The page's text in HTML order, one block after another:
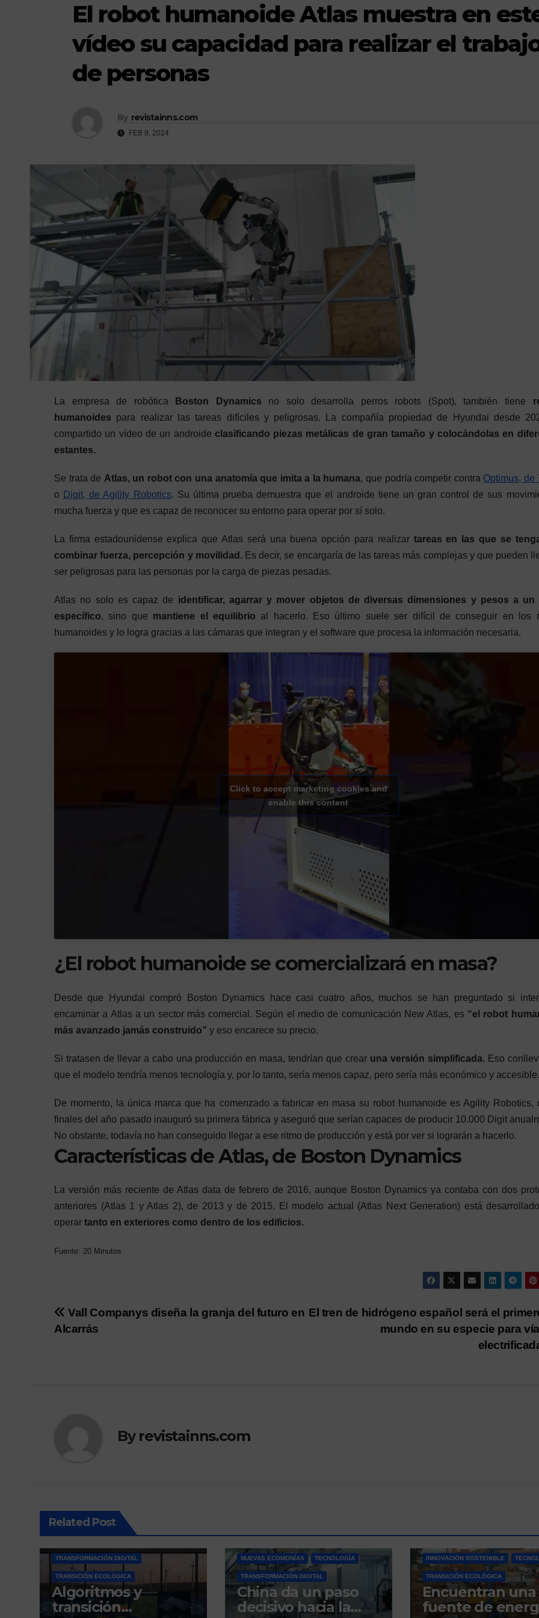
El robot humanoide Atlas muestra en
vídeo su capacidad para realizar el
de personas
By revistainns.com
FEB 9, 2024
La empresa de robóticaBoston Dynamics no solo desarrolla perros robots (Spot), también tiene
humanoides para realizar las tareas difíciles y peligrosas. La compañía propiedad de Hyundai desde
compartido un vídeo de un androide clasificando piezas metálicas de gran tamaño y colocándolas en
estantes.
Se trata de Atlas, un robot con una anatomía que imita a la humana, que podría competir contra Optimus, de
o Digit, de Agility Robotics. Su última prueba demuestra que el androide tiene un gran control de sus
mucha fuerza y que es capaz de reconocer su entorno para operar por sí solo.
La firma estadounidense explica que Atlas será una buena opción para realizartareas en las que se
combinar fuerza, percepción y movilidad. Es decir, se encargaría de las tareas más complejas y que pueden
ser peligrosas para las personas por la carga de piezas pesadas.
Atlas no solo es capaz de identificar, agarrar y mover objetos de diversas dimensiones y pesos a un
específico, sino que mantiene el equilibrio al hacerlo. Eso último suele ser difícil de conseguir en los
humanoides y lo logra gracias a las cámaras que integran y el software que procesa la información necesaria.
Click to accept marketing cookies and
enable this content
¿El robot humanoide se comercializará en masa?
Desde que Hyundai compró Boston Dynamics hace casi cuatro años, muchos se han preguntado si
encaminar a Atlas a un sector más comercial. Según el medio de comunicación New Atlas, es “el robot
más avanzado jamás construido” y eso encarece su precio.
Si tratasen de llevar a cabo una producción en masa, tendrían que crear una versión simplificada. Eso
que el modelo tendría menos tecnología y, por lo tanto, sería menos capaz, pero sería más económico y accesible.
De momento, la única marca que ha comenzado a fabricar en masa su robot humanoide es Agility Robotics,
finales del año pasado inauguró su primera fábrica y aseguró que serían capaces de producir 10.000 Digit
No obstante, todavía no han conseguido llegar a ese ritmo de producción y está por ver si lograrán a hacerlo.
Características de Atlas, de Boston Dynamics
La versión más reciente de Atlas data de febrero de 2016, aunque Boston Dynamics ya contaba con dos
anteriores (Atlas 1 y Atlas 2), de 2013 y de 2015. El modelo actual (Atlas Next Generation) está
operar tanto en exteriores como dentro de los edificios.
Fuente: 20 Minutos
Post
El tren de hidrógeno español será el
mundo en su especie para
Vall Companys diseña la granja del futuro en
Alcarrás
By revistainns.com
Related Post
BLOG INNOVACIÓN SOSTENIBLE
TRANSFORMACIÓN DIGITAL
TRANSICIÓN ECOLÓGICA
Algoritmos y
transición
NUEVAS ECOMONÍAS TECNOLOGÍA
TRANSFORMACIÓN DIGITAL
China da un paso
decisivo hacia la
INNOVACIÓN SOSTENIBLE
TRANSICIÓN ECOLÓGICA
Encuentran una
fuente de